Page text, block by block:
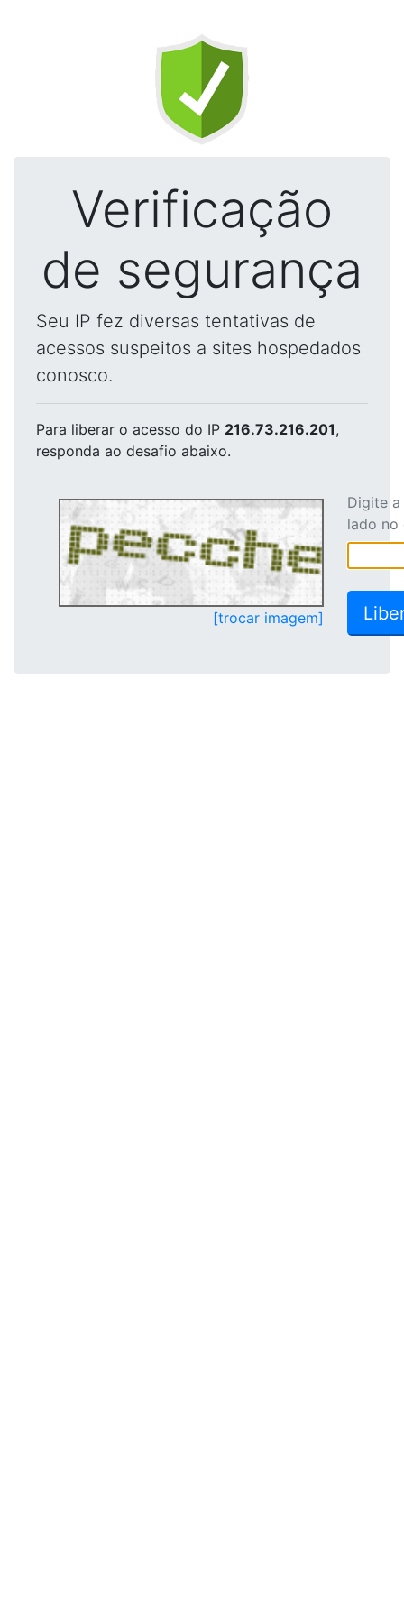
Verificação
de segurança
Seu IP fez diversas tentativas de
acessos suspeitos a sites hospedados
conosco.
Para liberar o acesso do IP 216.73.216.201,
responda ao desafio abaixo.
[trocar imagem]
Digite
lado no